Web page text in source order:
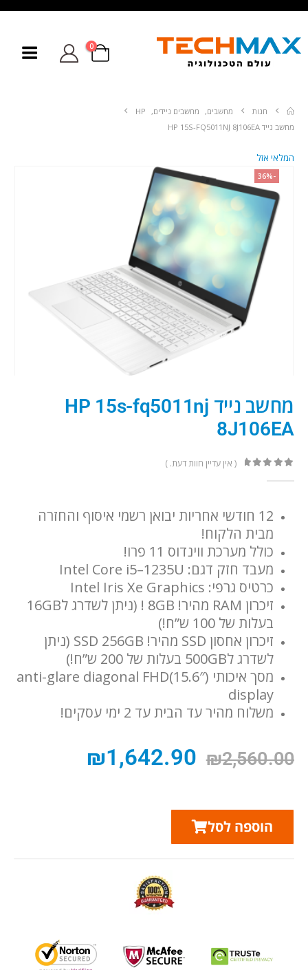
0
חנות מחשבים, מחשבים ניידים,
HP
מחשב נייד HP 15S-FQ5011NJ 8J106EA
-36%
המלאי אזל
מחשב נייד HP 15s-fq5011nj
8J106EA
( אין עדיין חוות דעת. )
12 חודשי אחריות יבואן רשמי איסוף והחזרה
מבית הלקוח!
כולל מערכת ווינדוס 11 פרו!
מעבד חזק דגם: ‎Intel Core i5–1235U
כרטיס גרפי: Intel Iris Xe Graphics
זיכרון RAM מהיר! 8GB ! (ניתן לשדרג ל16GB
בעלות של 100 ש”ח!)
זיכרון אחסון SSD מהיר! SSD 256GB (ניתן
לשדרג ל500GB בעלות של 200 ש”ח!)
מסך איכותי (15.6″)anti-glare diagonal FHD
display
משלוח מהיר עד הבית עד 2 ימי עסקים!
₪2,560.00
₪1,642.90
הוספה לסל